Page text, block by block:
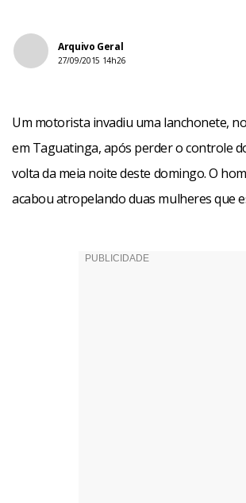
Arquivo Geral
27/09/2015 14h26
Um motorista invadiu uma lanchonete,
em Taguatinga, após perder o controle
volta da meia noite deste domingo. O
acabou atropelando duas mulheres que